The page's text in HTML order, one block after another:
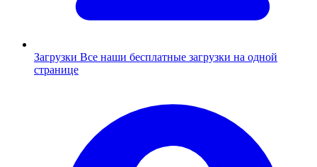
Загрузки Все наши бесплатные загрузки на одной
странице